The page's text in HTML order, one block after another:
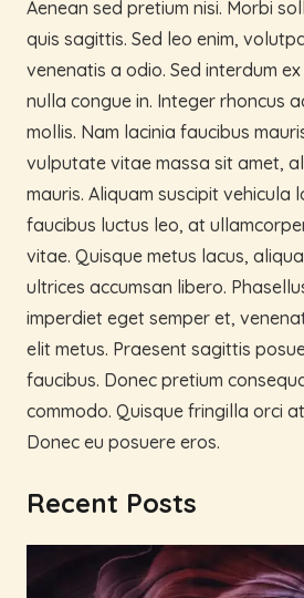
Aenean sed pretium nisi. Morbi
quis sagittis. Sed leo enim,
venenatis a odio. Sed interdum
nulla congue in. Integer rhoncus
mollis. Nam lacinia faucibus
vulputate vitae massa sit amet,
mauris. Aliquam suscipit vehicula
faucibus luctus leo, at
vitae. Quisque metus lacus,
ultrices accumsan libero.
imperdiet eget semper et,
elit metus. Praesent sagittis
faucibus. Donec pretium
commodo. Quisque fringilla orci
Donec eu posuere eros.
Recent Posts